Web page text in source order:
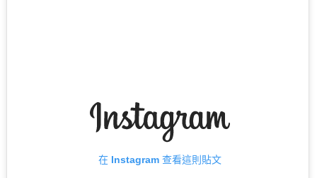
在 Instagram 查看這則貼文